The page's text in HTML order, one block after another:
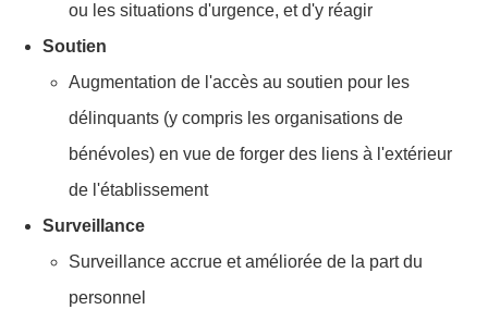
ou les situations d'urgence, et d'y réagir
Soutien
Augmentation de l'accès au soutien pour les
délinquants (y compris les organisations de
bénévoles) en vue de forger des liens à l'extérieur
de l'établissement
Surveillance
Surveillance accrue et améliorée de la part du
personnel